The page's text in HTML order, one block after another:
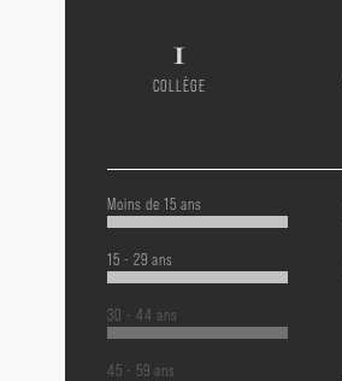
1
COLLÈGE
Moins de 15 ans
15 - 29 ans
30 - 44 ans
45 - 59 ans